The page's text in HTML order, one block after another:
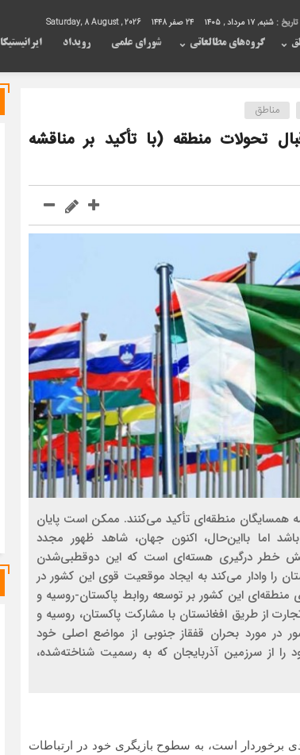
تاریخ : شنبه, ۱۷ مرداد , ۱۴۰۵ 24 صفر 1448
گروه‌های مطالعاتی شورای علمی رویداد ایرانیستیکا
مناطق
تحولات منطقه‏ (با تأکید بر مناقشه
همسایگان منطقه‌ای تأکید می‏‌کنند. ممکن است پایان
اما بااین‌حال، اکنون جهان، شاهد ظهور مجدد
خطر درگیری هسته‌ای است که این دوقطبی‌شدن
را وادار می‏‌کند به ایجاد موقعیت قوی این کشور در
این کشور بر توسعه روابط پاکستان-روسیه و
از طریق افغانستان با مشارکت پاکستان، روسیه و
در مورد بحران قفقاز جنوبی از مواضع اصلی خود
از سرزمین آذربایجان که به رسمیت شناخته‌شده،
برخوردار است، به سطوح بازیگری خود در ارتباطات